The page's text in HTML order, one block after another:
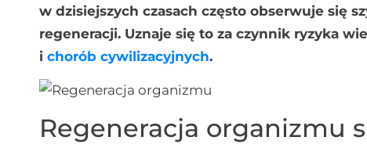
w dzisiejszych czasach często obserwuje się
regeneracji. Uznaje się to za czynnik ryzyka
ichorób cywilizacyjnych.
Regeneracja organizmu